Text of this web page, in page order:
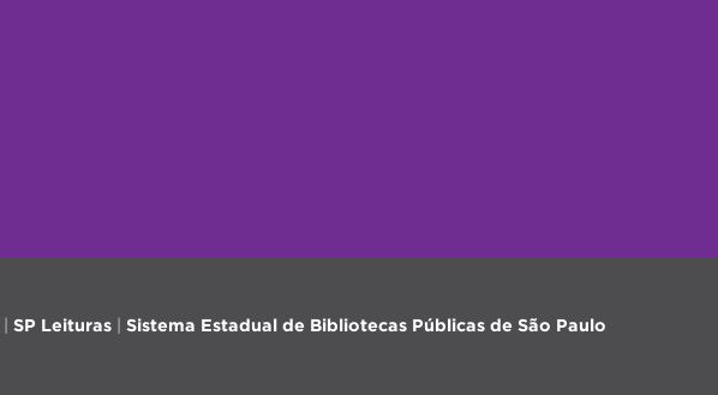
| SP Leituras | Sistema Estadual de Bibliotecas Públicas de São Paulo